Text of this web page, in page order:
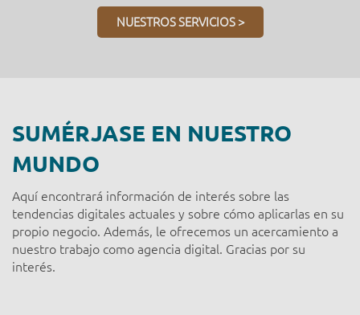
NUESTROS SERVICIOS >
SUMÉRJASE EN NUESTRO
MUNDO
Aquí encontrará información de interés sobre las
tendencias digitales actuales y sobre cómo aplicarlas en su
propio negocio. Además, le ofrecemos un acercamiento a
nuestro trabajo como agencia digital. Gracias por su
interés.